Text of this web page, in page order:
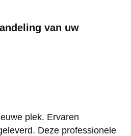
van uw
plek. Ervaren
Deze professionele